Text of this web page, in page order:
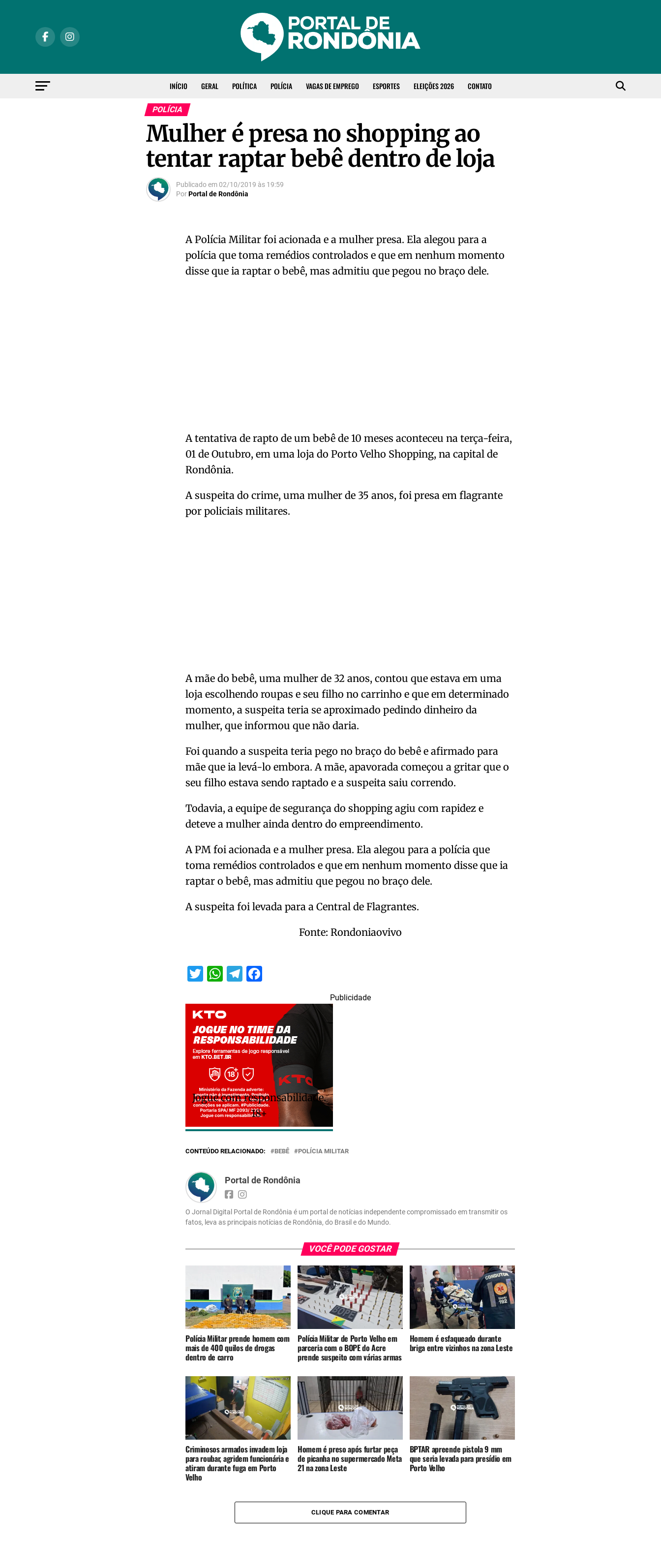
INÍCIO GERAL POLÍTICA POLÍCIA VAGAS DE EMPREGO ESPORTES ELEIÇÕES 2026 CONTATO
POLÍCIA
Mulher é presa no shopping ao
tentar raptar bebê dentro de loja
Publicado em 02/10/2019 às 19:59
PorPortal de Rondônia
A Polícia Militar foi acionada e a mulher presa. Ela alegou para a
polícia que toma remédios controlados e que em nenhum momento
disse que ia raptar o bebê, mas admitiu que pegou no braço dele.
A tentativa de rapto de um bebê de 10 meses aconteceu na terça-feira,
01 de Outubro, em uma loja do Porto Velho Shopping, na capital de
Rondônia.
A suspeita do crime, uma mulher de 35 anos, foi presa em flagrante
por policiais militares.
A mãe do bebê, uma mulher de 32 anos, contou que estava em uma
loja escolhendo roupas e seu filho no carrinho e que em determinado
momento, a suspeita teria se aproximado pedindo dinheiro da
mulher, que informou que não daria.
Foi quando a suspeita teria pego no braço do bebê e afirmado para
mãe que ia levá-lo embora. A mãe, apavorada começou a gritar que o
seu filho estava sendo raptado e a suspeita saiu correndo.
Todavia, a equipe de segurança do shopping agiu com rapidez e
deteve a mulher ainda dentro do empreendimento.
A PM foi acionada e a mulher presa. Ela alegou para a polícia que
toma remédios controlados e que em nenhum momento disse que ia
raptar o bebê, mas admitiu que pegou no braço dele.
A suspeita foi levada para a Central de Flagrantes.
Fonte: Rondoniaovivo
Twitter
WhatsApp
Telegram
Publicidade
Jogue com responsabilidade.
18+
CONTEÚDO RELACIONADO: BEBÊ POLÍCIA MILITAR
Portal de Rondônia
O Jornal Digital Portal de Rondônia é um portal de notícias independente compromissado em transmitir os
fatos, leva as principais notícias de Rondônia, do Brasil e do Mundo.
VOCÊ PODE GOSTAR
Polícia Militar prende homem com
mais de 400 quilos de drogas
dentro de carro
Polícia Militar de Porto Velho em
parceria com o BOPE do Acre
prende suspeito com várias armas
Homem é esfaqueado durante
briga entre vizinhos na zona Leste
Criminosos armados invadem loja
para roubar, agridem funcionária e
atiram durante fuga em Porto
Velho
Homem é preso após furtar peça
de picanha no supermercado Meta
21 na zona Leste
BPTAR apreende pistola 9 mm
que seria levada para presídio em
Porto Velho
CLIQUE PARA COMENTAR